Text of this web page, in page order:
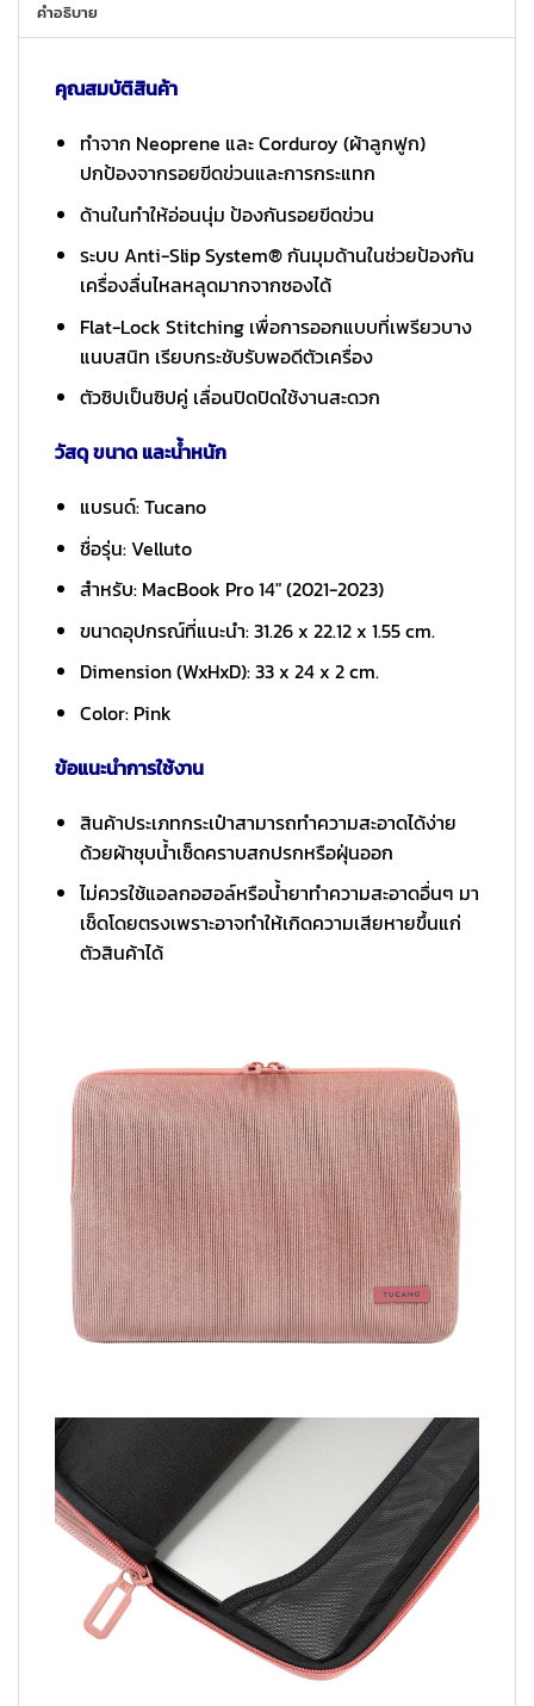
คำอธิบาย
คุณสมบัติสินค้า
ทำจาก Neoprene และ Corduroy (ผ้าลูกฟูก)
ปกป้องจากรอยขีดข่วนและการกระแทก
ด้านในทำให้อ่อนนุ่ม ป้องกันรอยขีดข่วน
ระบบ Anti-Slip System® กันมุมด้านในช่วยป้องกัน
เครื่องลื่นไหลหลุดมากจากซองได้
Flat-Lock Stitching เพื่อการออกแบบที่เพรียวบาง
แนบสนิท เรียบกระชับรับพอดีตัวเครื่อง
ตัวซิปเป็นซิปคู่ เลื่อนปิดปิดใช้งานสะดวก
วัสดุ ขนาด และน้ำหนัก
แบรนด์: Tucano
ชื่อรุ่น: Velluto
สำหรับ: MacBook Pro 14″ (2021-2023)
ขนาดอุปกรณ์ที่แนะนำ: 31.26 x 22.12 x 1.55 cm.
Dimension (WxHxD): 33 x 24 x 2 cm.
Color: Pink
ข้อแนะนำการใช้งาน
สินค้าประเภทกระเป๋าสามารถทำความสะอาดได้ง่าย
ด้วยผ้าชุบน้ำเช็ดคราบสกปรกหรือฝุ่นออก
ไม่ควรใช้แอลกอฮอล์หรือน้ำยาทำความสะอาดอื่นๆ มา
เช็ดโดยตรงเพราะอาจทำให้เกิดความเสียหายขึ้นแก่
ตัวสินค้าได้